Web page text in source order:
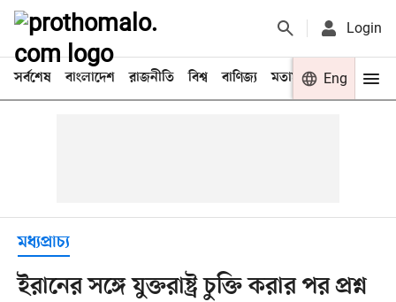
Login
সর্বশেষ বাংলাদেশ রাজনীতি বিশ্ব বাণিজ্য মতামত খেলা
Eng
মধ্যপ্রাচ্য
ইরানের সঙ্গে যুক্তরাষ্ট্র চুক্তি করার পর প্রশ্ন